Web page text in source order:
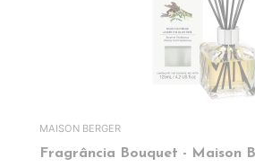
MAISON BERGER
Fragrância Bouquet - Maison